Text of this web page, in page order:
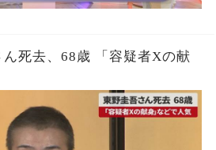
ん死去、68歳 「容疑者Xの献